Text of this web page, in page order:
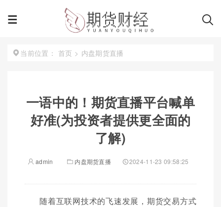
当前位置： 首页 > 内盘期货直播
一语中的！期货直播平台喊单
好准(为投资者提供更全面的
了解)
admin 内盘期货直播 2024-11-23 09:58:25
随着互联网技术的飞速发展，期货交易方式